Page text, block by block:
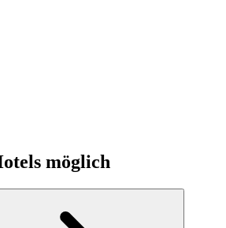
möglich